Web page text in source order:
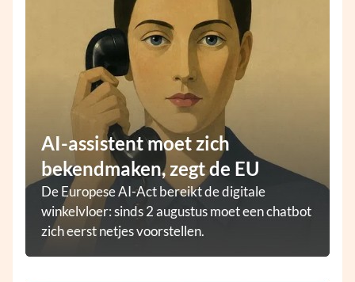
AI-assistent moet zich
bekendmaken, zegt de EU
De Europese AI-Act bereikt de digitale
winkelvloer: sinds 2 augustus moet een chatbot
zich eerst netjes voorstellen.